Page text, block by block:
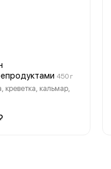
450 г
креветка, кальмар,